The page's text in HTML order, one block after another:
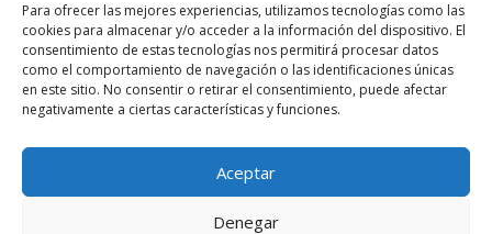
Para ofrecer las mejores experiencias, utilizamos tecnologías como las
cookies para almacenar y/o acceder a la información del dispositivo. El
consentimiento de estas tecnologías nos permitirá procesar datos
como el comportamiento de navegación o las identificaciones únicas
en este sitio. No consentir o retirar el consentimiento, puede afectar
negativamente a ciertas características y funciones.
Aceptar
Denegar
logo SID